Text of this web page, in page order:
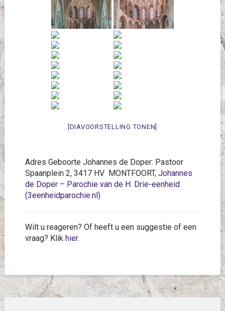
[DIAVOORSTELLING TONEN]
Adres Geboorte Johannes de Doper: Pastoor
Spaanplein 2, 3417 HV MONTFOORT, Johannes
de Doper – Parochie van de H. Drie-eenheid
(3eenheidparochie.nl)
Wilt u reageren? Of heeft u een suggestie of een
vraag? Klik hier.